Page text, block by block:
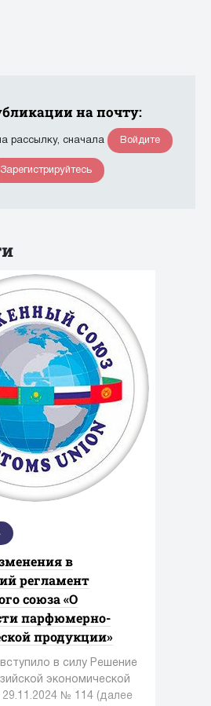
на почту:
рассылку, сначала Войдите
Зарегистрируйтесь
в
регламент
союза «О
парфюмерно-
продукции»
в силу Решение
экономической
29.11.2024 № 114 (далее